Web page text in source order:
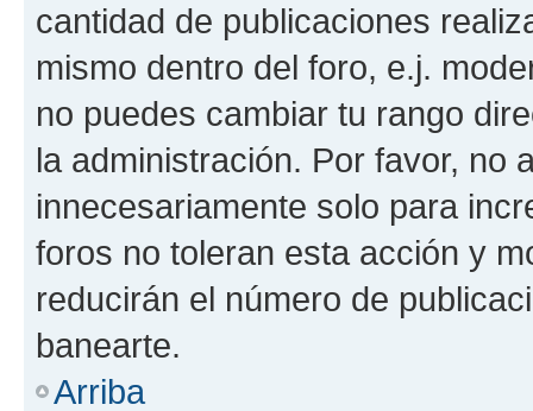
cantidad de publicaciones
mismo dentro del foro, e.j.
no puedes cambiar tu rango
la administración. Por favor, no
innecesariamente solo para
foros no toleran esta acción y
reducirán el número de
banearte.
Arriba